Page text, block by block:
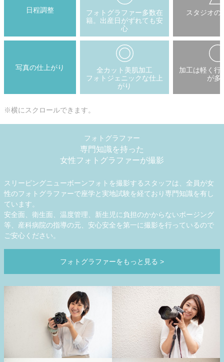
日程調整
フォトグラファー多数在
籍。出産日がずれても安
心
スタジオの
写真の仕上がり
全カット美肌加工
フォトジェニックな仕上
がり
加工は軽く行
が多
※横にスクロールできます。
フォトグラファー
専門知識を持った
女性フォトグラファーが撮影
スリーピングニューボーンフォトを撮影するスタッフは、全員が女
性のフォトグラファーで座学と実地試験を経ており専門知識を有し
ています。
安全面、衛生面、温度管理、新生児に負担のかからないポージング
等、産科病院の指導の元、安心安全を第一に撮影を行っているので
ご安心ください。
フォトグラファーをもっと見る >